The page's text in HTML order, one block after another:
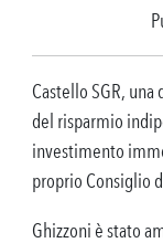
Castello SGR,
del risparmio
investimento
proprio Consiglio
Ghizzoni è stato